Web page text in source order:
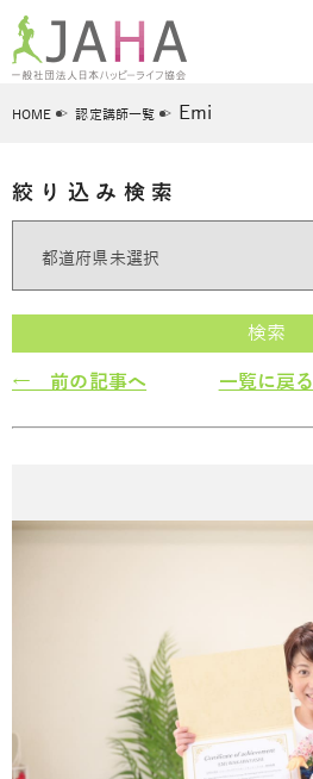
HOME 認定講師一覧 Emi
絞り込み検索
検索
← 前の記事へ 一覧に戻る